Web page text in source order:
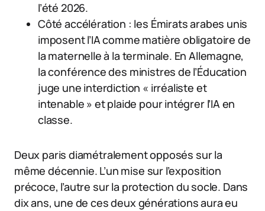
l’été 2026.
Côté accélération : les Émirats arabes unis
imposent l’IA comme matière obligatoire de
la maternelle à la terminale. En Allemagne,
la conférence des ministres de l’Éducation
juge une interdiction « irréaliste et
intenable » et plaide pour intégrer l’IA en
classe.
Deux paris diamétralement opposés sur la
même décennie. L’un mise sur l’exposition
précoce, l’autre sur la protection du socle. Dans
dix ans, une de ces deux générations aura eu